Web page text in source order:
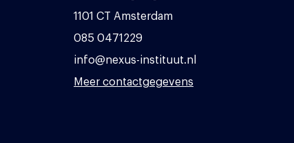
1101 CT Amsterdam
085 0471229
info@nexus-instituut.nl
Meer contactgegevens